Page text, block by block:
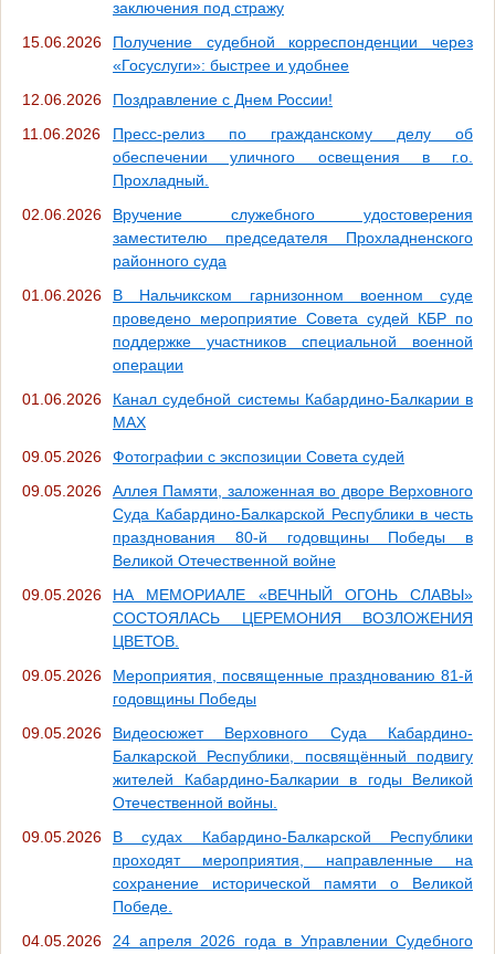
заключения под стражу
15.06.2026
Получение судебной корреспонденции через
«Госуслуги»: быстрее и удобнее
12.06.2026
Поздравление с Днем России!
11.06.2026
Пресс-релиз по гражданскому делу об
обеспечении уличного освещения в г.о.
Прохладный.
02.06.2026
Вручение служебного удостоверения
заместителю председателя Прохладненского
районного суда
01.06.2026
В Нальчикском гарнизонном военном суде
проведено мероприятие Совета судей КБР по
поддержке участников специальной военной
операции
01.06.2026
Канал судебной системы Кабардино-Балкарии в
МАХ
09.05.2026
Фотографии с экспозиции Совета судей
09.05.2026
Аллея Памяти, заложенная во дворе Верховного
Суда Кабардино-Балкарской Республики в честь
празднования 80-й годовщины Победы в
Великой Отечественной войне
09.05.2026
НА МЕМОРИАЛЕ «ВЕЧНЫЙ ОГОНЬ СЛАВЫ»
СОСТОЯЛАСЬ ЦЕРЕМОНИЯ ВОЗЛОЖЕНИЯ
ЦВЕТОВ.
09.05.2026
Мероприятия, посвященные празднованию 81-й
годовщины Победы
09.05.2026
Видеосюжет Верховного Суда Кабардино-
Балкарской Республики, посвящённый подвигу
жителей Кабардино-Балкарии в годы Великой
Отечественной войны.
09.05.2026
В судах Кабардино-Балкарской Республики
проходят мероприятия, направленные на
сохранение исторической памяти о Великой
Победе.
04.05.2026
24 апреля 2026 года в Управлении Судебного